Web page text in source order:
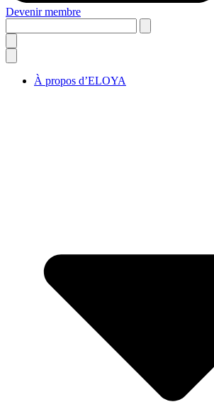
Devenir membre
this
site
À propos d’ELOYA